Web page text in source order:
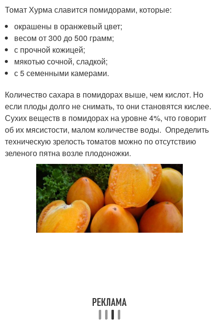
Томат Хурма славится помидорами, которые:
окрашены в оранжевый цвет;
весом от 300 до 500 грамм;
с прочной кожицей;
мякотью сочной, сладкой;
с 5 семенными камерами.
Количество сахара в помидорах выше, чем кислот. Но
если плоды долго не снимать, то они становятся кислее.
Сухих веществ в помидорах на уровне 4%, что говорит
об их мясистости, малом количестве воды. Определить
техническую зрелость томатов можно по отсутствию
зеленого пятна возле плодоножки.